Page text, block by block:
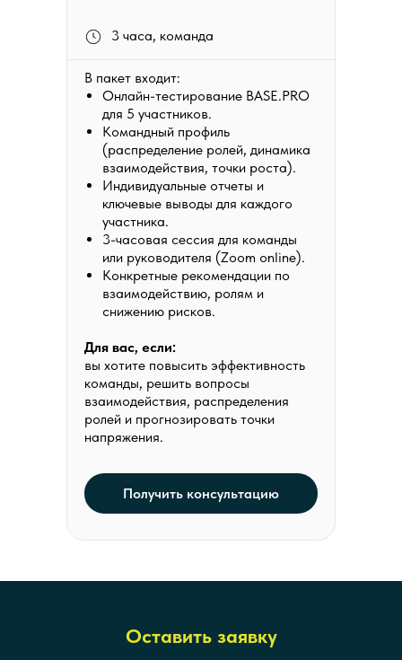
В пакет входит:
Онлайн-тестирование BASE.PRO
для 5 участников.
Командный профиль
(распределение ролей, динамика
взаимодействия, точки роста).
Индивидуальные отчеты и
ключевые выводы для каждого
участника.
3-часовая сессия для команды
или руководителя (Zoom online).
Конкретные рекомендации по
взаимодействию, ролям и
снижению рисков.
Для вас, если:
вы хотите повысить эффективность
команды, решить вопросы
взаимодействия, распределения
ролей и прогнозировать точки
напряжения.
3 часа, команда
Получить консультацию
Оставить заявку